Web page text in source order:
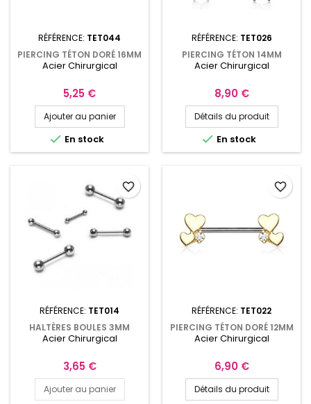
RÉFÉRENCE: TET044
PIERCING TÉTON DORÉ 16MM
POINTES DE 5MM TET044
Acier Chirurgical
Prix
5,25 €
Ajouter au panier
 En stock
RÉFÉRENCE: TET026
PIERCING TÉTON 14MM
DOUBLE FLEURS AVEC OPALE
Acier Chirurgical
Prix
8,90 €
Détails du produit
 En stock
RÉFÉRENCE: TET014
HALTÈRES BOULES 3MM
PIERCING DE 10MM À 16MM
Acier Chirurgical
Prix
3,65 €
Ajouter au panier
favorite_border
RÉFÉRENCE: TET022
PIERCING TÉTON DORÉ 12MM
EMBOUTS CŒURS
Acier Chirurgical
Prix
6,90 €
Détails du produit
favorite_border